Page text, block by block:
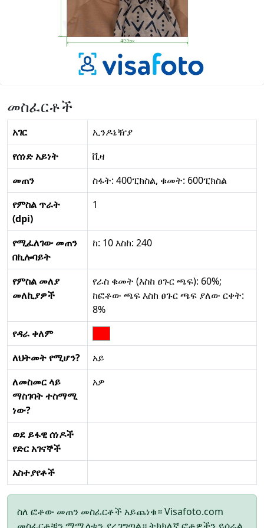
መስፈርቶች
አገር
ኢንዶኔዥያ
የሰነድ አይነት
ቪዛ
መጠን
ስፋት: 400ፒክስል, ቁመት: 600ፒክስል
የምስል ጥራት
(dpi)
1
የሚፈለገው መጠን
በኪሎባይት
ከ: 10 እስከ: 240
የምስል መለያ
መለኪያዎች
የራስ ቁመት (እስከ ፀጉር ጫፍ): 60%;
ከፎቶው ጫፍ እስከ ፀጉር ጫፍ ያለው ርቀት:
8%
የዳራ ቀለም
ለህትመት የሚሆን?
አይ
ለመስመር ላይ
ማስገባት ተስማሚ
ነው?
አዎ
ወደ ይፋዊ ሰነዶች
የድር አገናኞች
አስተያየቶች
ስለ ፎቶው መጠን መስፈርቶች አይጨነቁ። Visafoto.com